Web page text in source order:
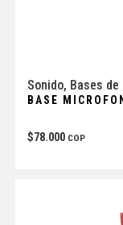
Sonido, Bases
BASE
$78.000 COP